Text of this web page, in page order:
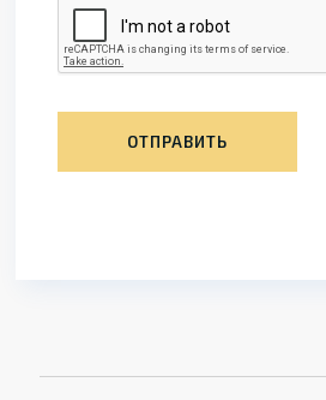
ОТПРАВИТЬ